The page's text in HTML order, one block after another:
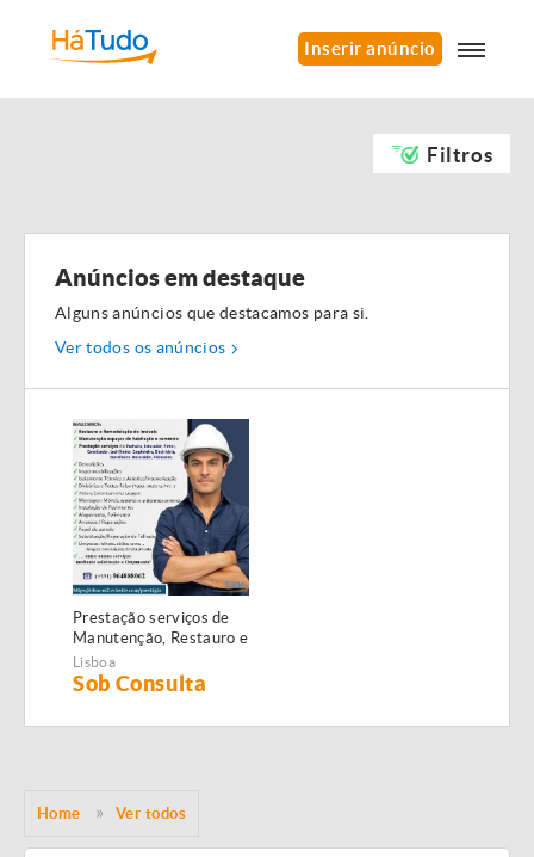
Inserir anúncio
Filtros
Anúncios em destaque
Alguns anúncios que destacamos para si.
Ver todos os anúncios
Prestação serviços de
Manutenção, Restauro e
Remodelação de
imóveis!
Lisboa
Sob Consulta
Home Ver todos